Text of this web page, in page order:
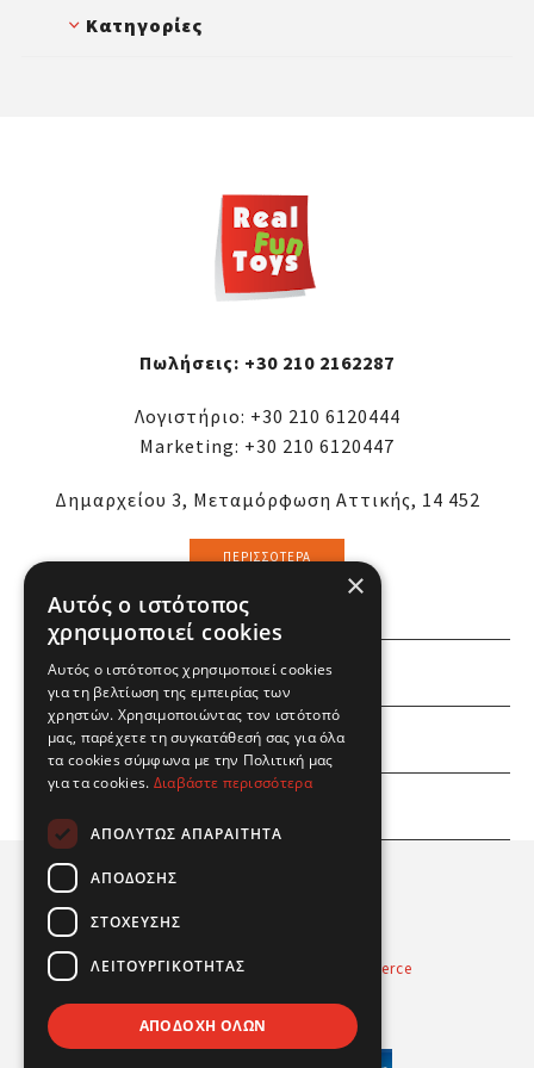
Συνδυάζουν ψυχαγωγία και τεχνολογία,
είδη τέχνης,προτζέκτορες ζωγραφικής
δημιουργική έκφραση.
Κατηγορίες
Πωλήσεις: +30 210 2162287
Λογιστήριο: +30 210 6120444
Marketing: +30 210 6120447
Δημαρχείου 3, Μεταμόρφωση Αττικής, 14 452
ΠΕΡΙΣΣΌΤΕΡΑ
ΕΜΕΙΣ
ΕΣΕΙΣ
Powered byRadicode
nopCommerce
×
Αυτός ο ιστότοπος
χρησιμοποιεί cookies
Αυτός ο ιστότοπος χρησιμοποιεί cookies
για τη βελτίωση της εμπειρίας των
χρηστών. Χρησιμοποιώντας τον ιστότοπό
μας, παρέχετε τη συγκατάθεσή σας για όλα
τα cookies σύμφωνα με την Πολιτική μας
για τα cookies. Διαβάστε περισσότερα
ΑΠΟΛΎΤΩΣ ΑΠΑΡΑΊΤΗΤΑ
ΑΠΌΔΟΣΗΣ
ΣΤΌΧΕΥΣΗΣ
ΛΕΙΤΟΥΡΓΙΚΌΤΗΤΑΣ
ΑΠΟΔΟΧΉ ΌΛΩΝ